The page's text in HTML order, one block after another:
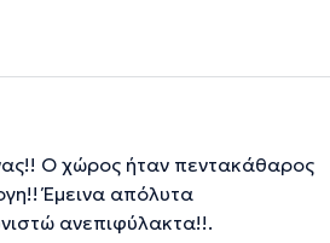
Ο χώρος ήταν πεντακάθαρος
Έμεινα απόλυτα
ανεπιφύλακτα!!.